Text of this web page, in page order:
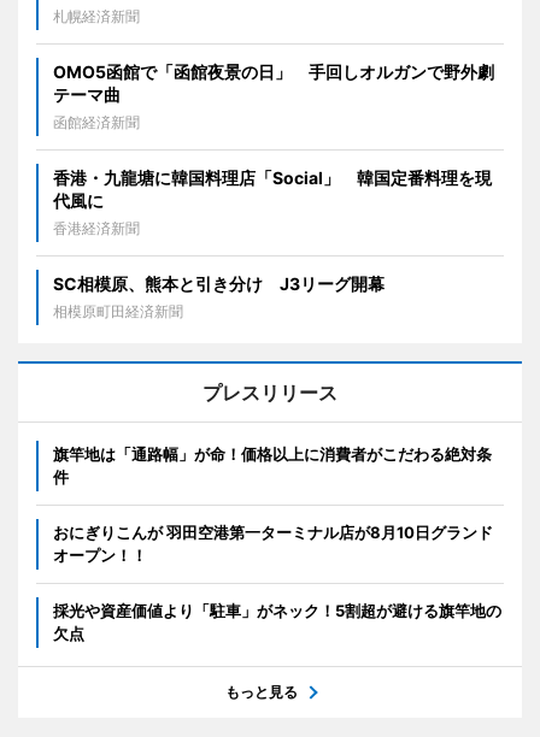
札幌経済新聞
OMO5函館で「函館夜景の日」 手回しオルガンで野外劇
テーマ曲
函館経済新聞
香港・九龍塘に韓国料理店「Social」 韓国定番料理を現
代風に
香港経済新聞
SC相模原、熊本と引き分け J3リーグ開幕
相模原町田経済新聞
プレスリリース
旗竿地は「通路幅」が命！価格以上に消費者がこだわる絶対条
件
おにぎりこんが 羽田空港第一ターミナル店が8月10日グランド
オープン！！
採光や資産価値より「駐車」がネック！5割超が避ける旗竿地の
欠点
もっと見る